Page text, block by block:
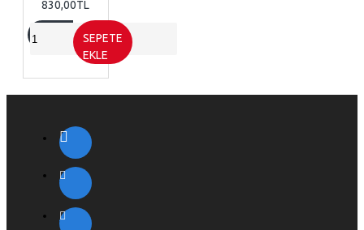
830,00TL
SEPETE
EKLE